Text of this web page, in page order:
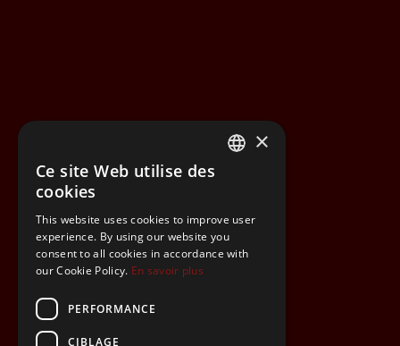
×
Ce site Web utilise des
cookies
This website uses cookies to improve user
experience. By using our website you
consent to all cookies in accordance with
our Cookie Policy. En savoir plus
PERFORMANCE
CIBLAGE